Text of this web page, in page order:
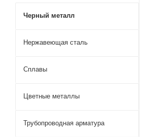
Черный металл
Нержавеющая сталь
Сплавы
Цветные металлы
Трубопроводная арматура